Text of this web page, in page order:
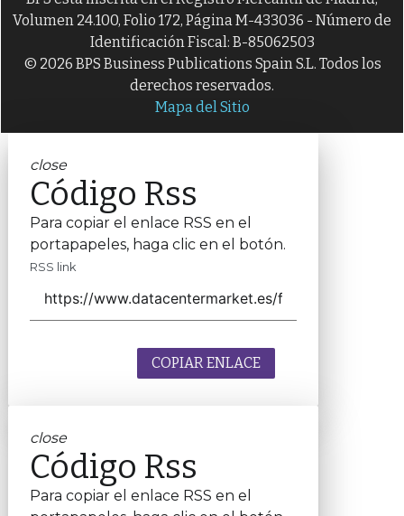
Volumen 24.100, Folio 172, Página M-433036 - Número de
Identificación Fiscal: B-85062503
© 2026 BPS Business Publications Spain S.L. Todos los
derechos reservados.
Mapa del Sitio
close
Código Rss
Para copiar el enlace RSS en el
portapapeles, haga clic en el botón.
RSS link
COPIAR ENLACE
close
Código Rss
Para copiar el enlace RSS en el